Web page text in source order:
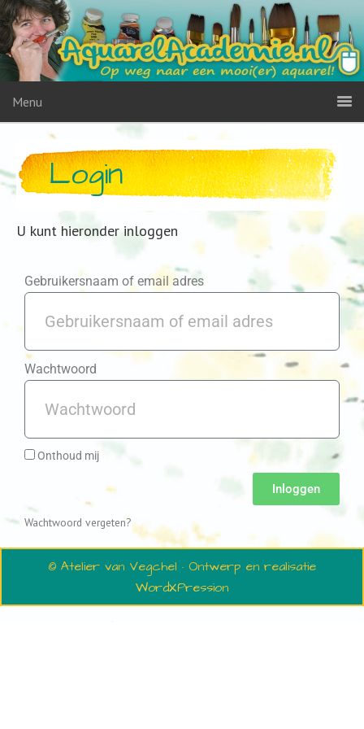
Menu
Login
U kunt hieronder inloggen
Gebruikersnaam of email adres
Wachtwoord
Onthoud mij
Inloggen
Wachtwoord vergeten?
© Atelier van Vegchel · Ontwerp en realisatie
WordXPression